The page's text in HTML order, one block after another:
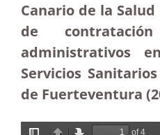
Canario de la
de
administrativos
Servicios
de Fuerteventura